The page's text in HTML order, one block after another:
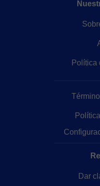
Política
Dar